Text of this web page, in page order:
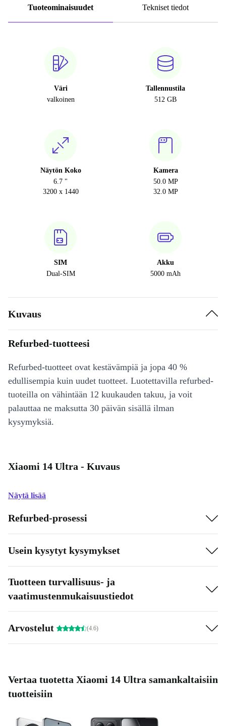
Tuoteominaisuudet Tekniset tiedot
Väri
valkoinen
Tallennustila
512 GB
Näytön Koko
6.7 "
3200 x 1440
Kamera
50.0 MP
32.0 MP
SIM
Dual-SIM
Akku
5000 mAh
Kuvaus
Refurbed-tuotteesi
Refurbed-tuotteet ovat kestävämpiä ja jopa 40 %
edullisempia kuin uudet tuotteet. Luotettavilla refurbed-
tuoteilla on vähintään 12 kuukauden takuu, ja voit
palauttaa ne maksutta 30 päivän sisällä ilman
kysymyksiä.
Xiaomi 14 Ultra - Kuvaus
Näytä lisää
Refurbed-prosessi
Usein kysytyt kysymykset
Tuotteen turvallisuus- ja
vaatimustenmukaisuustiedot
Arvostelut (4.6)
Vertaa tuotetta Xiaomi 14 Ultra samankaltaisiin
tuotteisiin